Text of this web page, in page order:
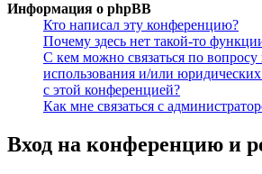
Информация о phpBB
Кто написал эту конференцию?
Почему здесь нет такой-то
С кем можно связаться по вопросу
использования и/или
с этой конференцией?
Как мне связаться с
Вход на конференцию и